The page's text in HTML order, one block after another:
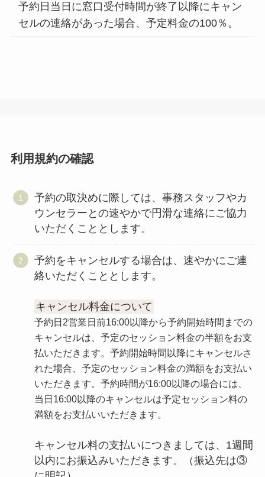
予約日当日に窓口受付時間が終了以降にキャン
セルの連絡があった場合、予定料金の100％。
利用規約の確認
予約の取決めに際しては、事務スタッフやカ
ウンセラーとの速やかで円滑な連絡にご協力
いただくこととします。
予約をキャンセルする場合は、速やかにご連
絡いただくこととします。
キャンセル料金について
予約日2営業日前16:00以降から予約開始時間までの
キャンセルは、予定のセッション料金の半額をお支
払いただきます。予約開始時間以降にキャンセルさ
れた場合、予定のセッション料金の満額をお支払い
いただきます。予約時間が16:00以降の場合には、
当日16:00以降のキャンセルは予定セッション料の
満額をお支払いいただきます。
キャンセル料の支払いにつきましては、1週間
以内にお振込みいただきます。（振込先は③